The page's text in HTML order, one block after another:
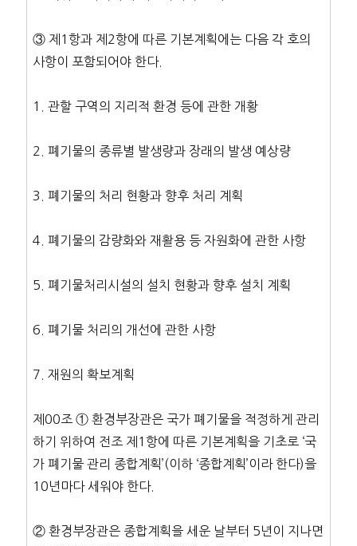
③ 제1항과 제2항에 따른 기본계획에는 다음 각 호의
사항이 포함되어야 한다.
1. 관할 구역의 지리적 환경 등에 관한 개황
2. 폐기물의 종류별 발생량과 장래의 발생 예상량
3. 폐기물의 처리 현황과 향후 처리 계획
4. 폐기물의 감량화와 재활용 등 자원화에 관한 사항
5. 폐기물처리시설의 설치 현황과 향후 설치 계획
6. 폐기물 처리의 개선에 관한 사항
7. 재원의 확보계획
제00조 ① 환경부장관은 국가 폐기물을 적정하게 관리
하기 위하여 전조 제1항에 따른 기본계획을 기초로 ‘국
가 폐기물 관리 종합계획’(이하 ‘종합계획’이라 한다)을
10년마다 세워야 한다.
② 환경부장관은 종합계획을 세운 날부터 5년이 지나면